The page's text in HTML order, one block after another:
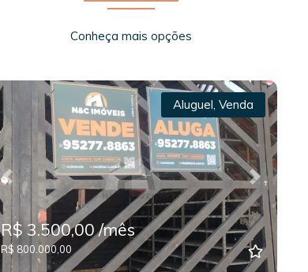
Conheça mais opções
Previous Next
Aluguel Venda
R$ 3.500,00 /mês
R$ 800.000,00